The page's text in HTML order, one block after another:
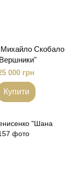
Михайло Скобало
000 грн
Купити